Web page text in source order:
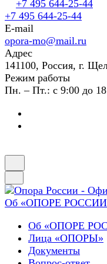
+7 495 644-25-44
+7 495 644-25-44
E-mail
opora-mo@mail.ru
Адрес
141100, Россия, г.
Режим работы
Пн. – Пт.: с 9:00 до
Об «ОПОРЕ
Об «ОПОРЕ
Лица «ОПОРЫ»
Документы